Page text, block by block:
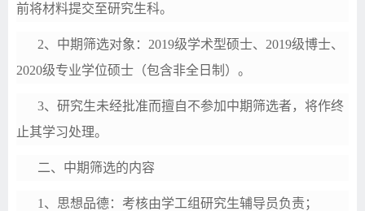
前将材料提交至研究生科。
2、中期筛选对象：2019级学术型硕士、 2019级博士、
2020级专业学位硕士 （包含非全日制）。
3、研究生未经批准而擅自不参加中期筛选者， 将作终
止其学习处理。
二、中期筛选的内容
1、思想品德：考核由学工组研究生辅导员负责；